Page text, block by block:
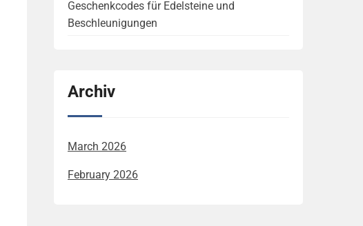
Geschenkcodes für Edelsteine und
Beschleunigungen
Archiv
March 2026
February 2026